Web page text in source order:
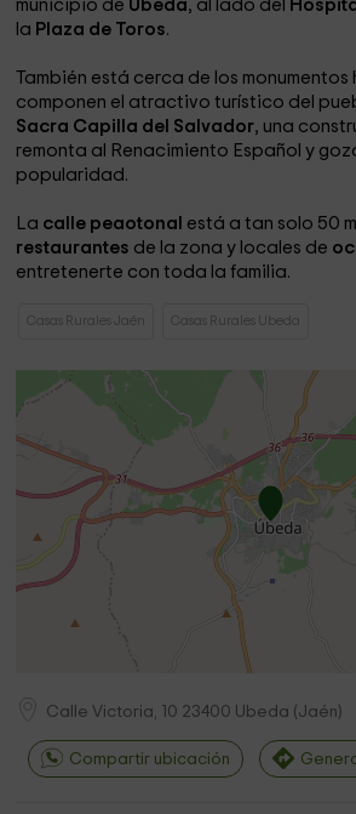
municipio de Úbeda, al lado del
la Plaza de Toros.
También está cerca de los
componen el atractivo turístico del
Sacra Capilla del Salvador, una
remonta al Renacimiento Español y
popularidad.
La calle peaotonal está a tan solo 50
restaurantes de la zona y locales de
entretenerte con toda la familia.
Casas Rurales Jaén Casas Rurales Ubeda
Calle Victoria, 10 23400 Ubeda (Jaén)
Compartir ubicación